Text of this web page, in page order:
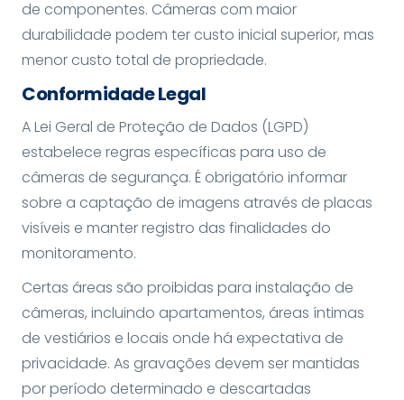
de componentes. Câmeras com maior
durabilidade podem ter custo inicial superior, mas
menor custo total de propriedade.
Conformidade Legal
A Lei Geral de Proteção de Dados (LGPD)
estabelece regras específicas para uso de
câmeras de segurança. É obrigatório informar
sobre a captação de imagens através de placas
visíveis e manter registro das finalidades do
monitoramento.
Certas áreas são proibidas para instalação de
câmeras, incluindo apartamentos, áreas íntimas
de vestiários e locais onde há expectativa de
privacidade. As gravações devem ser mantidas
por período determinado e descartadas